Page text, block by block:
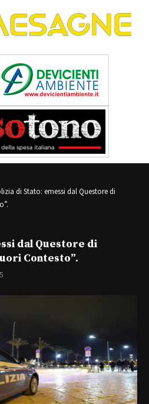
di Stato: emessi dal Questore di
dal Questore di
Contesto”.